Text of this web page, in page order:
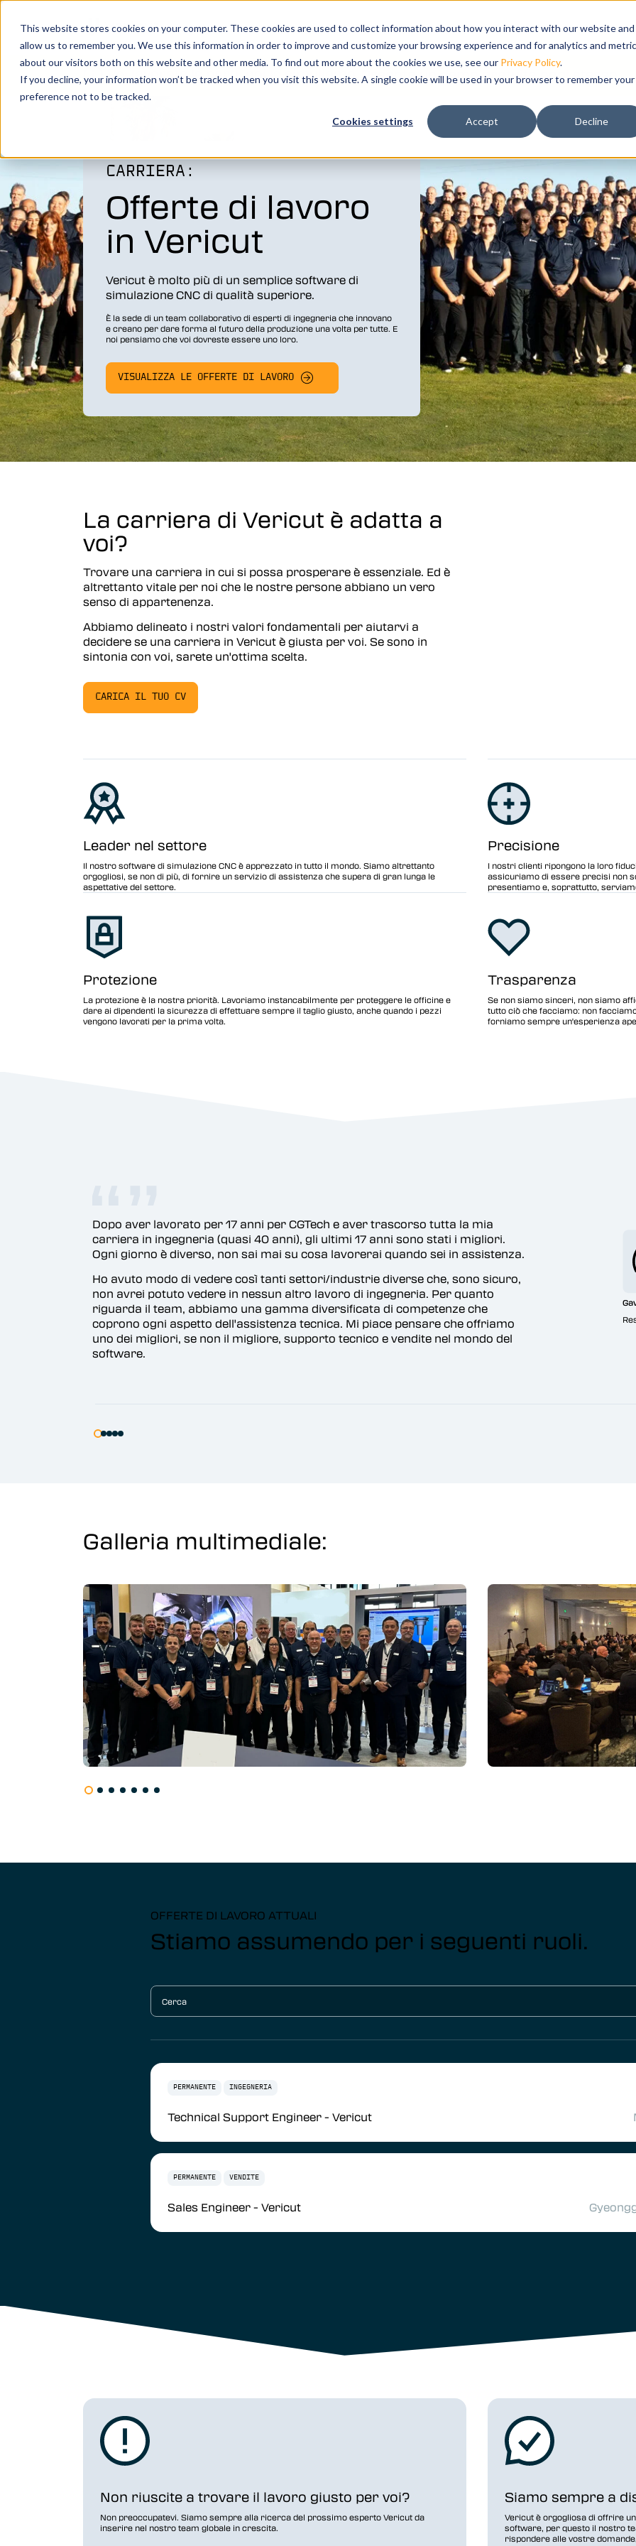
This website stores cookies on your computer. These cookies are used to collect information about how you interact with our website and
allow us to remember you. We use this information in order to improve and customize your browsing experience and for analytics and
about our visitors both on this website and other media. To find out more about the cookies we use, see our Privacy Policy.
If you decline, your information won’t be tracked when you visit this website. A single cookie will be used in your browser to remember your
preference not to be tracked.
Cookies settings Accept Decline
Show submenu for Prodotti
Prodotti
Il potente software di verifica, simulazione e analisi
sforzi produttivi a un livello superiore.
PER SAPERNE DI PIÙ
Vericut Verification
Vericut CNC Simulation
Vericut AUTO-DIFF™
Vericut Machine Probing
Vericut Grinder Dressing
Vericut Force Optimization
Vericut Machine Connectivity
Vericut Interfacce
Vericut Composite Simulation
(VCS)
Vericut Composite Programming
(VCP)
Vericut Drilling & Fastening
(VDAF)
Vericut Post Processing
(Icam Post Processors)
Show submenu for Soluzioni
Soluzioni Formazione Show submenu for
Supporto
Voi lavorate le parti, noi le simuliamo. Prenota un demo gratuita oggi stesso.
CARRIERA:
Offerte di lavoro
in Vericut
Vericut è molto più di un semplice software di
simulazione CNC di qualità superiore.
È la sede di un team collaborativo di esperti di ingegneria che innovano
e creano per dare forma al futuro della produzione una volta per tutte. E
noi pensiamo che voi dovreste essere uno loro.
VISUALIZZA LE OFFERTE DI LAVORO
La carriera di Vericut è adatta a
voi?
Trovare una carriera in cui si possa prosperare è essenziale. Ed è
altrettanto vitale per noi che le nostre persone abbiano un vero
senso di appartenenza.
Abbiamo delineato i nostri valori fondamentali per aiutarvi a
decidere se una carriera in Vericut è giusta per voi. Se sono in
sintonia con voi, sarete un'ottima scelta.
CARICA IL TUO CV
Leader nel settore
Il nostro software di simulazione CNC è apprezzato in tutto il mondo. Siamo altrettanto
orgogliosi, se non di più, di fornire un servizio di assistenza che supera di gran lunga le
aspettative del settore.
Precisione
I nostri clienti ripongono la loro
assicuriamo di essere precisi non
presentiamo e, soprattutto,
Protezione
La protezione è la nostra priorità. Lavoriamo instancabilmente per proteggere le officine e
dare ai dipendenti la sicurezza di effettuare sempre il taglio giusto, anche quando i pezzi
vengono lavorati per la prima volta.
Trasparenza
Se non siamo sinceri, non siamo
tutto ciò che facciamo: non
forniamo sempre un'esperienza
Dopo aver lavorato per 17 anni per CGTech e aver trascorso tutta la mia
carriera in ingegneria (quasi 40 anni), gli ultimi 17 anni sono stati i migliori.
Ogni giorno è diverso, non sai mai su cosa lavorerai quando sei in assistenza.
Ho avuto modo di vedere così tanti settori/industrie diverse che, sono sicuro,
non avrei potuto vedere in nessun altro lavoro di ingegneria. Per quanto
riguarda il team, abbiamo una gamma diversificata di competenze che
coprono ogni aspetto dell'assistenza tecnica. Mi piace pensare che offriamo
uno dei migliori, se non il migliore, supporto tecnico e vendite nel mondo del
Responsabile
Galleria multimediale:
OFFERTE DI LAVORO ATTUALI
Stiamo assumendo per i seguenti ruoli.
PERMANENTE INGEGNERIA
Technical Support Engineer - Vericut
PERMANENTE VENDITE
Sales Engineer - Vericut
Non riuscite a trovare il lavoro giusto per voi?
Non preoccupatevi. Siamo sempre alla ricerca del prossimo esperto Vericut da
inserire nel nostro team globale in crescita.
Siamo sempre a
Vericut è orgogliosa di offrire
software, per questo il nostro
rispondere alle vostre